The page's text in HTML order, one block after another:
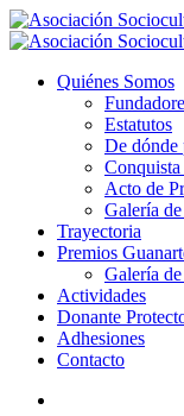
Quiénes Somos
Estatutos
De dónde
Conquista
Acto de
Galería
Trayectoria
Premios
Galería
Actividades
Donante
Adhesiones
Contacto